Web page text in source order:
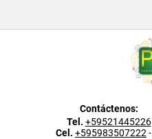
Contáctenos:
Tel. +59521445226
Cel. +595983507222 -